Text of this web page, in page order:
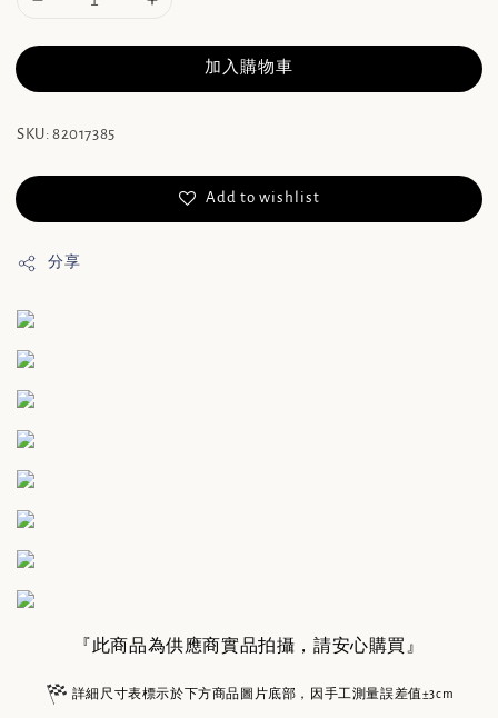
加入購物車
SKU: 82017385
Add to wishlist
分享
『此商品為供應商實品拍攝，請安心購買』
詳細尺寸表標示於下方商品圖片底部，因手工測量誤差值±3cm